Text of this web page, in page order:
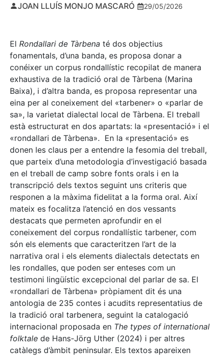
JOAN LLUÍS MONJO MASCARÓ 29/05/2026
El Rondallari de Tàrbena té dos objectius
fonamentals, d’una banda, es proposa donar a
conéixer un corpus rondallístic recopilat de manera
exhaustiva de la tradició oral de Tàrbena (Marina
Baixa), i d’altra banda, es proposa representar una
eina per al coneixement del «tarbener» o «parlar de
sa», la varietat dialectal local de Tàrbena. El treball
està estructurat en dos apartats: la «presentació» i el
«rondallari de Tàrbena». En la «presentació» es
donen les claus per a entendre la fesomia del treball,
que parteix d’una metodologia d’investigació basada
en el treball de camp sobre fonts orals i en la
transcripció dels textos seguint uns criteris que
responen a la màxima fidelitat a la forma oral. Així
mateix es focalitza l’atenció en dos vessants
destacats que permeten aprofundir en el
coneixement del corpus rondallístic tarbener, com
són els elements que caracteritzen l’art de la
narrativa oral i els elements dialectals detectats en
les rondalles, que poden ser enteses com un
testimoni lingüístic excepcional del parlar de sa. El
«rondallari de Tàrbena» pròpiament dit és una
antologia de 235 contes i acudits representatius de
la tradició oral tarbenera, seguint la catalogació
internacional proposada en The types of international
folktale de Hans-Jörg Uther (2024) i per altres
catàlegs d’àmbit peninsular. Els textos apareixen